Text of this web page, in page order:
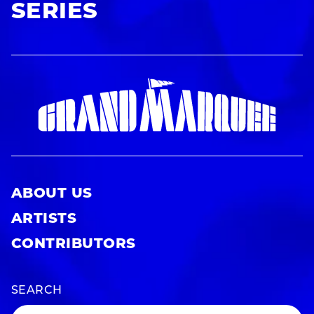
SERIES
ABOUT US
ARTISTS
CONTRIBUTORS
SEARCH